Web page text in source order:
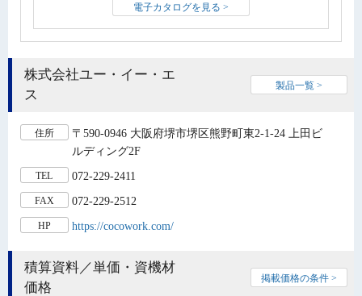
電子カタログを見る >
株式会社ユー・イー・エ
ス
製品一覧 >
住所
〒590-0946 大阪府堺市堺区熊野町東2-1-24 上田ビ
ルディング2F
TEL 072-229-2411
FAX 072-229-2512
HP https://cocowork.com/
積算資料／単価・資機材
価格
掲載価格の条件 >